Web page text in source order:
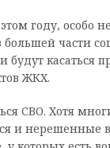
году, особо
части
касаться
ЖКХ.
СВО. Хотя
и нерешенные